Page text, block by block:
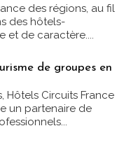
des régions, au fil
des hôtels-
et de caractère....
de groupes en
Hôtels Circuits France
un partenaire de